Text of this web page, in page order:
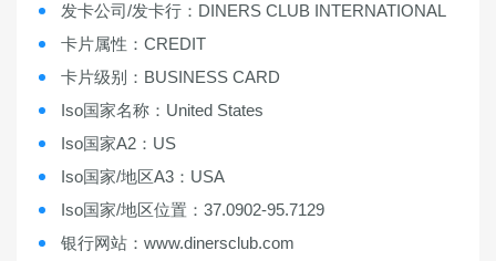
发卡公司/发卡行：DINERS CLUB INTERNATIONAL
卡片属性：CREDIT
卡片级别：BUSINESS CARD
Iso国家名称：United States
Iso国家A2：US
Iso国家/地区A3：USA
Iso国家/地区位置：37.0902-95.7129
银行网站：www.dinersclub.com